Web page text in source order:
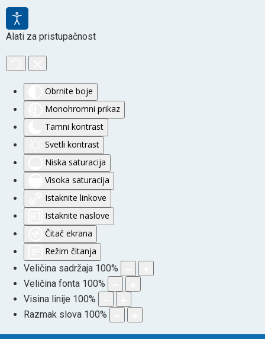
Alati za pristupačnost
Obrnite boje
Monohromni prikaz
Tamni kontrast
Svetli kontrast
Niska saturacija
Visoka saturacija
Istaknite linkove
Istaknite naslove
Čitač ekrana
Režim čitanja
Veličina sadržaja 100%
Veličina fonta 100%
Visina linije 100%
Razmak slova 100%